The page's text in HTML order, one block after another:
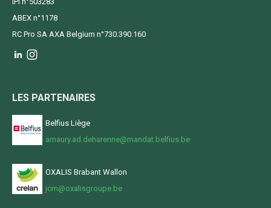
ABEX n°1178
RC Pro SA AXA Belgium n°730.390.160
LES PARTENAIRES
Belfius Liège
amaury.ad.deharenne@mandat.belfius.be
OXALIS Brabant Wallon
jcm@oxalisgroupe.be